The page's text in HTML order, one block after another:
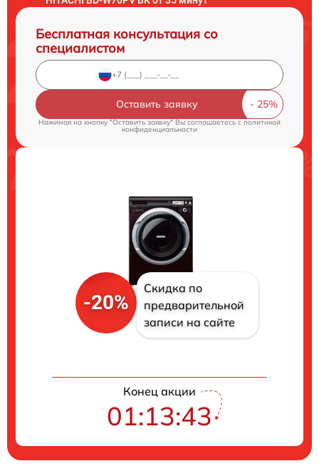
Бесплатная консультация со
специалистом
Оставить заявку
Нажимая на кнопку "Оставить заявку" Вы соглашаетесь cполитикой
конфиденциальности
-20%
Скидка по
предварительной
записи на сайте
Конец акции
01:13:42